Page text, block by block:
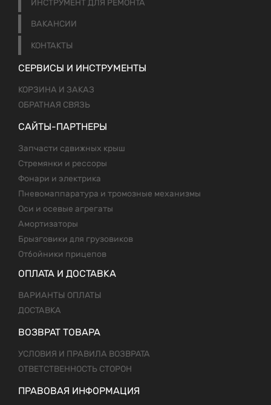
ИНСТРУМЕНТ ДЛЯ РЕМОНТА
ВАКАНСИИ
КОНТАКТЫ
СЕРВИСЫ И ИНСТРУМЕНТЫ
КОРЗИНА И ЗАКАЗ
ОБРАТНАЯ СВЯЗЬ
САЙТЫ-ПАРТНЕРЫ
Запчасти сдвижных крыш
Стремянки и рессоры
Фонари и электрика
Пневомаппаратура и тромозные механизмы
Оси и осевые агрегаты
Амортизаторы
Брызговики для грузовиков
Отбойники прицепов
ОПЛАТА И ДОСТАВКА
ВАРИАНТЫ ОПЛАТЫ
ДОСТАВКА
ВОЗВРАТ ТОВАРА
УСЛОВИЯ И ПРАВИЛА ВОЗВРАТА
ОТВЕТСТВЕННОСТЬ СТОРОН
ПРАВОВАЯ ИНФОРМАЦИЯ